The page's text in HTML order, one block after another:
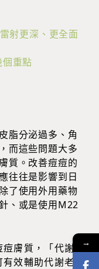
射更深、更全面
個重點
脂分泌過多、角
而這些問題大多
質。改善痘痘的
往往是影響到日
了使用外用藥物
、或是使用M22
膚質，「代謝粉
效輔助代謝老廢
→